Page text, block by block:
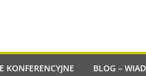
KONFERENCYJNE BLOG –